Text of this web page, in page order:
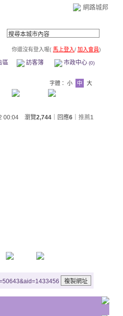
網路城邦
你還沒有登入喔( 馬上登入/ 加入會員)
區 訪客簿 市政中心 (0)
字體： 小 中
大
00:04 瀏覽2,744 ｜回應6 推薦1